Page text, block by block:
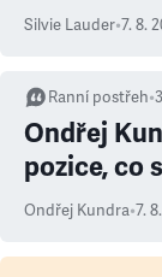
Silvie Lauder•7. 8.
Ranní postřeh•3
Ondřej
pozice, co
Ondřej Kundra•7.